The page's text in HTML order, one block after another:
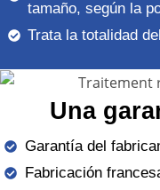
tamaño, según la
Trata la totalidad
Una
Garantía del
Fabricación